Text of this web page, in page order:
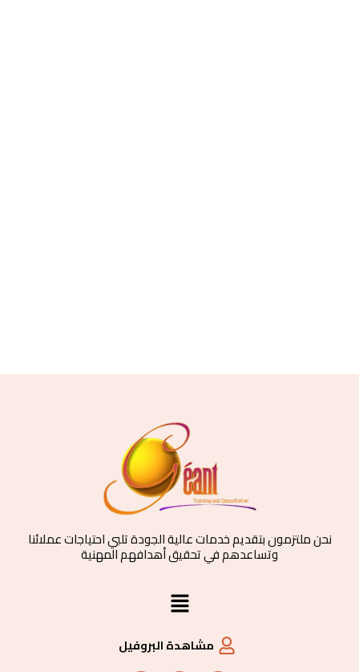
نحن ملتزمون بتقديم خدمات عالية الجودة تلبي احتياجات عملائنا
وتساعدهم في تحقيق أهدافهم المهنية
القائمة
مشاهدة البروفيل